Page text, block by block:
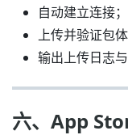
自动建立连接；
上传并验证包体
输出上传日志与
六、App